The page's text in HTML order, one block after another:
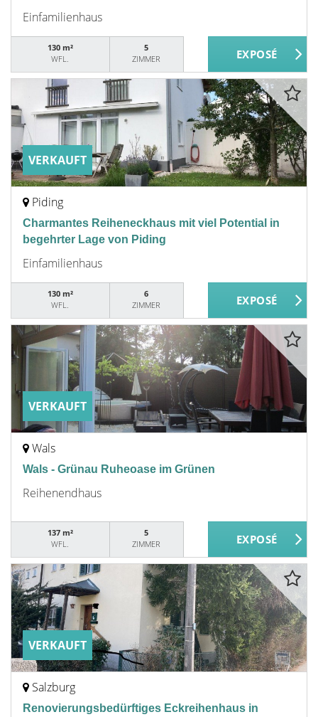
Einfamilienhaus
130 m²
WFL.
5
ZIMMER
VERKAUFT
Piding
Charmantes Reiheneckhaus mit viel Potential in
begehrter Lage von Piding
Einfamilienhaus
130 m²
WFL.
6
ZIMMER
VERKAUFT
Wals
Wals - Grünau Ruheoase im Grünen
Reihenendhaus
137 m²
WFL.
5
ZIMMER
VERKAUFT
Salzburg
Renovierungsbedürftiges Eckreihenhaus in